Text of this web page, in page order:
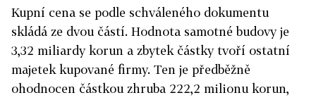
Kupní cena se podle schváleného dokumentu
skládá ze dvou částí. Hodnota samotné budovy je
3,32 miliardy korun a zbytek částky tvoří ostatní
majetek kupované firmy. Ten je předběžně
ohodnocen částkou zhruba 222,2 milionu korun,